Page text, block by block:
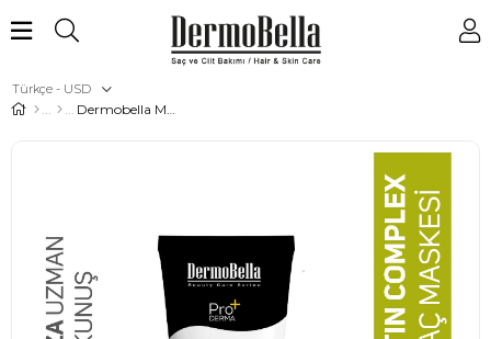
Türkçe - USD
Dermobella Milk Keratin Complex Saç Maskesi 200 ml